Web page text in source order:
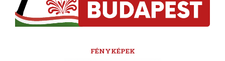
FÉNYKÉPEK